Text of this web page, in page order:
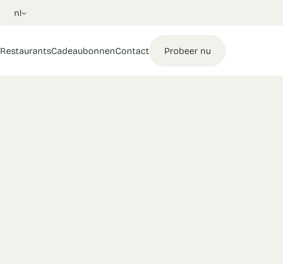
nl
Probeer nu
RestaurantsCadeaubonnenContact